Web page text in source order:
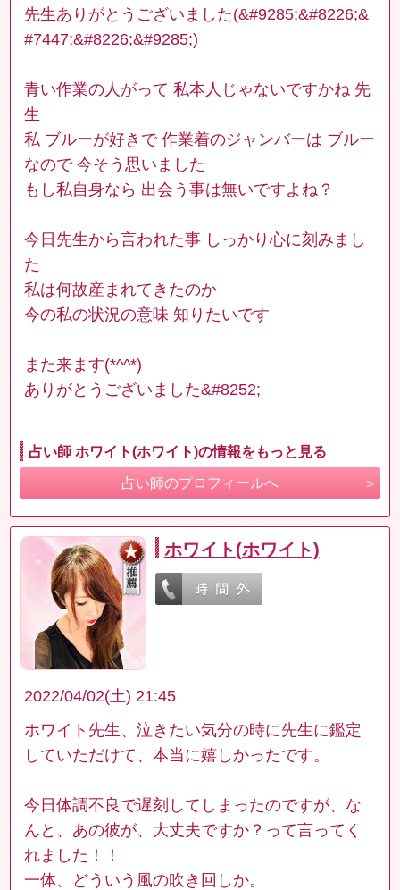
先生ありがとうございました(&#9285;&#8226;&
#7447;&#8226;&#9285;)
青い作業の人がって 私本人じゃないですかね 先
生
私 ブルーが好きで 作業着のジャンバーは ブルー
なので 今そう思いました
もし私自身なら 出会う事は無いですよね？
今日先生から言われた事 しっかり心に刻みまし
た
私は何故産まれてきたのか
今の私の状況の意味 知りたいです
また来ます(*^^*)
ありがとうございました&#8252;
占い師 ホワイト(ホワイト)の情報をもっと見る
占い師のプロフィールへ
ホワイト(ホワイト)
2022/04/02(土) 21:45
ホワイト先生、泣きたい気分の時に先生に鑑定
していただけて、本当に嬉しかったです。
今日体調不良で遅刻してしまったのですが、な
んと、あの彼が、大丈夫ですか？って言ってく
れました！！
一体、どういう風の吹き回しか。